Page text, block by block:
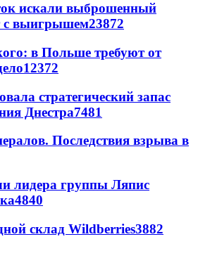
искали выброшенный
с выигрышем23872
в Польше требуют от
12372
стратегический запас
Днестра7481
Последствия взрыва в
лидера группы Ляпис
4840
склад Wildberries3882